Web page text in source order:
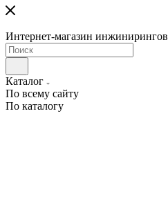
Интернет-магазин
Каталог
По всему сайту
По каталогу